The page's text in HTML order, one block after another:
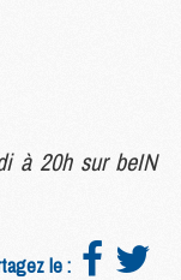
à 20h sur beIN
le :